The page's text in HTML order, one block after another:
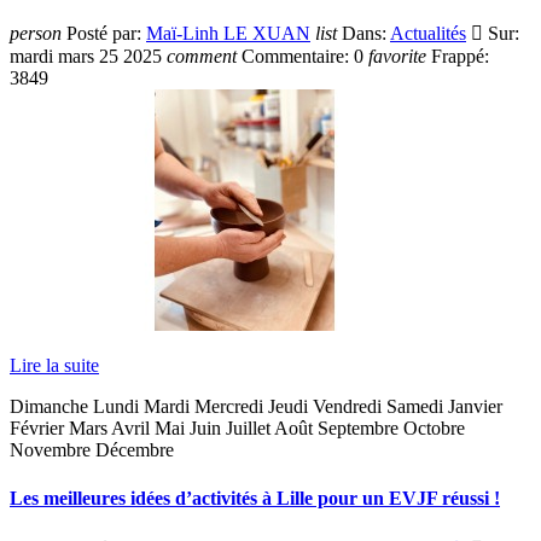
person Posté par: Maï-Linh LE XUAN list Dans: Actualités  Sur:
mardi mars 25 2025 comment Commentaire: 0 favorite Frappé:
3849
Lire la suite
Dimanche Lundi Mardi Mercredi Jeudi Vendredi Samedi Janvier
Février Mars Avril Mai Juin Juillet Août Septembre Octobre
Novembre Décembre
Les meilleures idées d’activités à Lille pour un EVJF réussi !